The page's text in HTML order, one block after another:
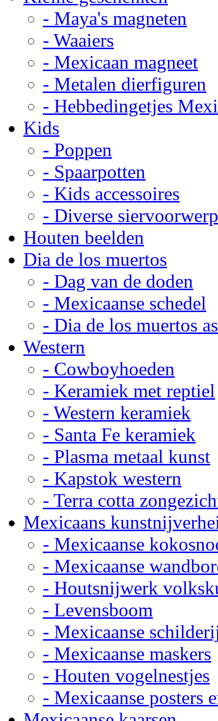
- Maya's magneten
- Waaiers
- Mexicaan magneet
- Metalen dierfiguren
- Hebbedingetjes
Kids
- Poppen
- Spaarpotten
- Kids accessoires
- Diverse
Houten beelden
Dia de los muertos
- Dag van de doden
- Mexicaanse schedel
- Dia de los muertos
Western
- Cowboyhoeden
- Keramiek met reptiel
- Western keramiek
- Santa Fe keramiek
- Plasma metaal kunst
- Kapstok western
- Terra cotta
Mexicaans
- Mexicaanse
- Mexicaanse
- Houtsnijwerk
- Levensboom
- Mexicaanse
- Mexicaanse maskers
- Houten vogelnestjes
- Mexicaanse posters